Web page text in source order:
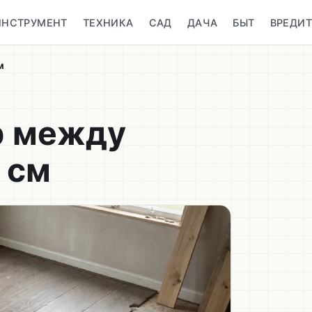
ТЕХНИКА САД ДАЧА БЫТ
между
см